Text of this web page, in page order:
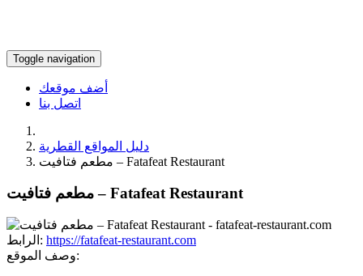
Toggle navigation
أضف موقعك
اتصل بنا
دليل المواقع القطرية
مطعم فتافيت – Fatafeat Restaurant
مطعم فتافيت – Fatafeat Restaurant
الرابط: https://fatafeat-restaurant.com
وصف الموقع: